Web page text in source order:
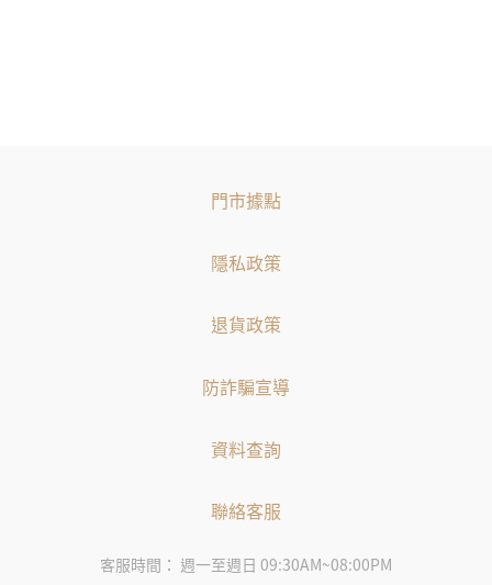
門市據點
隱私政策
退貨政策
防詐騙宣導
資料查詢
聯絡客服
客服時間： 週一至週日 09:30AM~08:00PM